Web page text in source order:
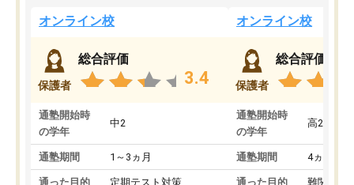
オンライン校
保護者
総合評価
3.4
通塾開始時
の学年
中2
通塾期間 1～3ヵ月
通った目的 定期テスト対策
オンライン校
保護者
総合評価
通塾開始時
の学年
高2
通塾期間 4ヵ月～1
通った目的 難関私立